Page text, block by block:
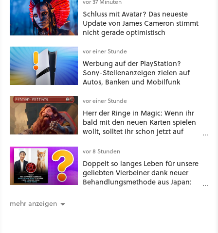
vor 37 Minuten
Schluss mit Avatar? Das neueste
Update von James Cameron stimmt
nicht gerade optimistisch
vor einer Stunde
Werbung auf der PlayStation?
Sony-Stellenanzeigen zielen auf
Autos, Banken und Mobilfunk
vor einer Stunde
Herr der Ringe in Magic: Wenn ihr
bald mit den neuen Karten spielen
wollt, solltet ihr schon jetzt auf
vor 8 Stunden
Doppelt so langes Leben für unsere
geliebten Vierbeiner dank neuer
Behandlungsmethode aus Japan:
mehr anzeigen